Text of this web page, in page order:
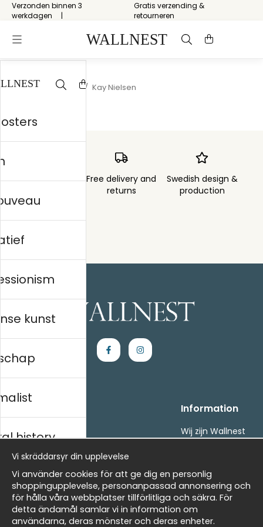
Verzonden binnen 3
werkdagen
Gratis verzending &
retourneren
Start / Storytelling / Kay Nielsen
Order sent within Free delivery and
returns
Swedish design &
production
Kontakta oss
- Returer och återbetalningar
- Leverans - enkelt, snabbt &amp; gratis
Om cookies
Mina favoriter
Information
Wij zijn Wallnest
Nieuwsbrief
kunst
history
Vi skräddarsyr din upplevelse
Vi använder cookies för att ge dig en personlig
shoppingupplevelse, personanpassad annonsering och
för hålla våra webbplatser tillförlitliga och säkra. För
detta ändamål samlar vi in information om
användarna, deras mönster och deras enheter.